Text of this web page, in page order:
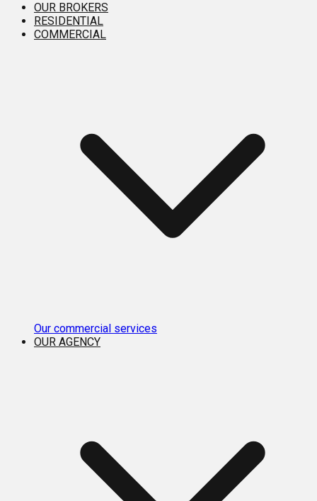
OUR BROKERS
RESIDENTIAL
COMMERCIAL
Our commercial services
OUR AGENCY